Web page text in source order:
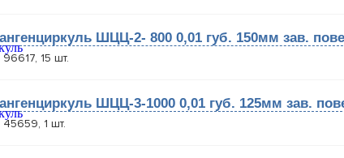
ШЦЦ-2- 800 0,01 губ. 150мм зав.
96617, 15 шт.
ШЦЦ-3-1000 0,01 губ. 125мм зав.
45659, 1 шт.